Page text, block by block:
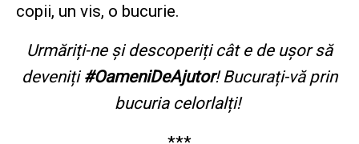
copii, un vis, o bucurie.
Urmăriți-ne și descoperiți cât e de ușor să
deveniți#OameniDeAjutor! Bucurați-vă prin
bucuria celorlalți!